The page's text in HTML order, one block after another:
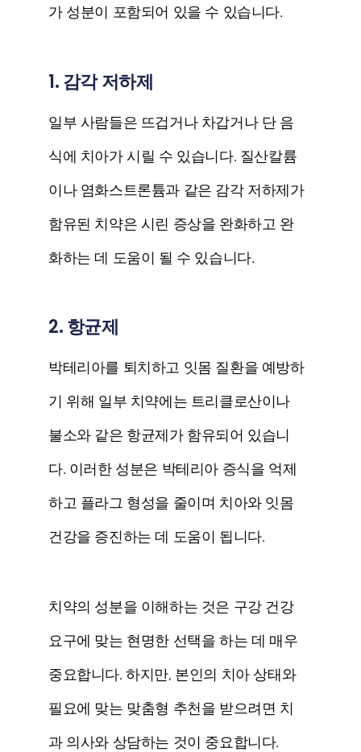
가 성분이 포함되어 있을 수 있습니다.
1. 감각 저하제
일부 사람들은 뜨겁거나 차갑거나 단 음
식에 치아가 시릴 수 있습니다. 질산칼륨
이나 염화스트론튬과 같은 감각 저하제가
함유된 치약은 시린 증상을 완화하고 완
화하는 데 도움이 될 수 있습니다.
2. 항균제
박테리아를 퇴치하고 잇몸 질환을 예방하
기 위해 일부 치약에는 트리클로산이나
불소와 같은 항균제가 함유되어 있습니
다. 이러한 성분은 박테리아 증식을 억제
하고 플라그 형성을 줄이며 치아와 잇몸
건강을 증진하는 데 도움이 됩니다.
치약의 성분을 이해하는 것은 구강 건강
요구에 맞는 현명한 선택을 하는 데 매우
중요합니다. 하지만, 본인의 치아 상태와
필요에 맞는 맞춤형 추천을 받으려면 치
과 의사와 상담하는 것이 중요합니다.